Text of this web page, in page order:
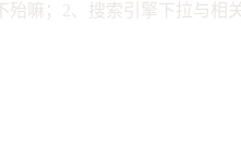
嘛；2、搜索引擎下拉与